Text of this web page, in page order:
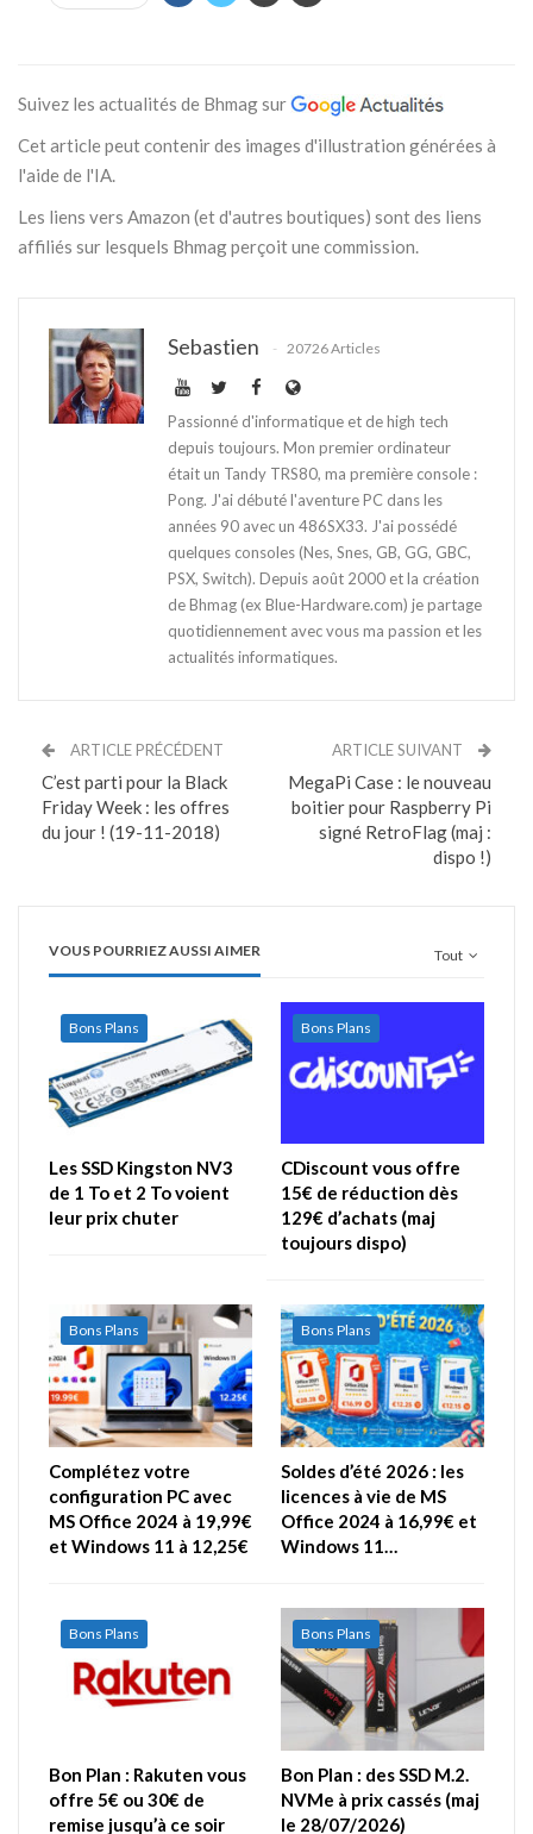
Suivez les actualités de Bhmag sur
Cet article peut contenir des images d'illustration générées à
l'aide de l'IA.
Les liens vers Amazon (et d'autres boutiques) sont des liens
affiliés sur lesquels Bhmag perçoit une commission.
Sebastien 20726 Articles
Passionné d'informatique et de high tech
depuis toujours. Mon premier ordinateur
était un Tandy TRS80, ma première console :
Pong. J'ai débuté l'aventure PC dans les
années 90 avec un 486SX33. J'ai possédé
quelques consoles (Nes, Snes, GB, GG, GBC,
PSX, Switch). Depuis août 2000 et la création
de Bhmag (ex Blue-Hardware.com) je partage
quotidiennement avec vous ma passion et les
actualités informatiques.
ARTICLE PRÉCÉDENT
C’est parti pour la Black
Friday Week : les offres
du jour ! (19-11-2018)
ARTICLE SUIVANT
MegaPi Case : le nouveau
boitier pour Raspberry Pi
signé RetroFlag (maj :
dispo !)
Tout
VOUS POURRIEZ AUSSI AIMER
Bons Plans
Les SSD Kingston NV3
de 1 To et 2 To voient
leur prix chuter
Bons Plans
CDiscount vous offre
15€ de réduction dès
129€ d’achats (maj
toujours dispo)
Bons Plans
Complétez votre
configuration PC avec
MS Office 2024 à 19,99€
et Windows 11 à 12,25€
Bons Plans
Soldes d’été 2026 : les
licences à vie de MS
Office 2024 à 16,99€ et
Windows 11…
Bons Plans
Bon Plan : Rakuten vous
offre 5€ ou 30€ de
remise jusqu’à ce soir
Bons Plans
Bon Plan : des SSD M.2.
NVMe à prix cassés (maj
le 28/07/2026)